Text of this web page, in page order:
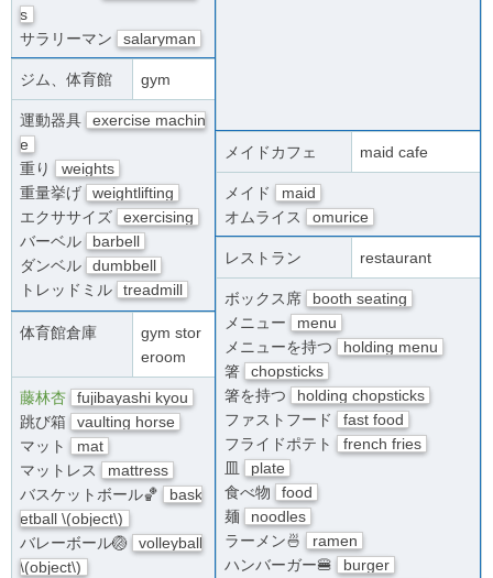
s
サラリーマン
salaryman
ジム、体育館 gym
運動器具
exercise machin
e
重り
weights
重量挙げ
weightlifting
エクササイズ
exercising
バーベル
barbell
ダンベル
dumbbell
トレッドミル
treadmill
メイドカフェ maid cafe
メイド
maid
オムライス
omurice
レストラン restaurant
ボックス席
booth seating
メニュー
menu
メニューを持つ
holding menu
箸
chopsticks
箸を持つ
holding chopsticks
ファストフード
fast food
フライドポテト
french fries
皿
plate
食べ物
food
麺
noodles
ラーメン🍜
ramen
ハンバーガー🍔
burger
体育館倉庫
gym stor
eroom
藤林杏
fujibayashi kyou
跳び箱
vaulting horse
マット
mat
マットレス
mattress
バスケットボール🏀
bask
etball \(object\)
バレーボール🏐
volleyball
\(object\)